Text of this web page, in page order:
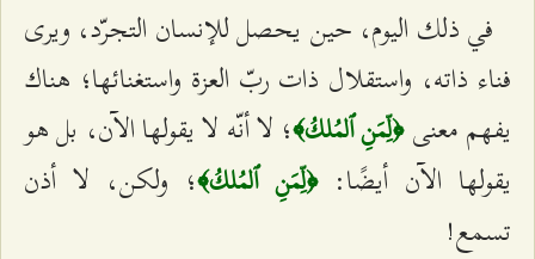
في ذلك اليوم، حين يحصل للإنسان التجرّد، ويرى
فناء ذاته، واستقلال ذات ربّ العزة واستغنائها؛ هناك
يفهم معنى﴿لِّمَنِ ٱلمُلكُ﴾؛ لا أنّه لا يقولها الآن، بل هو
يقولها الآن أيضًا:﴿لِّمَنِ ٱلمُلكُ﴾؛ ولكن، لا أذن
تسمع!